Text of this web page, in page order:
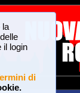
la
il login
di